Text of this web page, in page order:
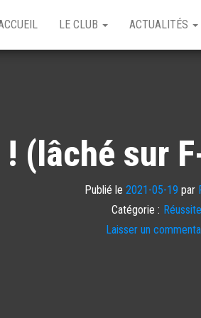
LE CLUB ACTUALITÉS
(lâché sur
Publié le 2021-05-19 par
Catégorie :
Laisser un